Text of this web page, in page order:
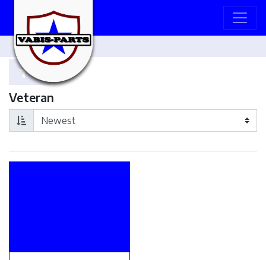
Veteran